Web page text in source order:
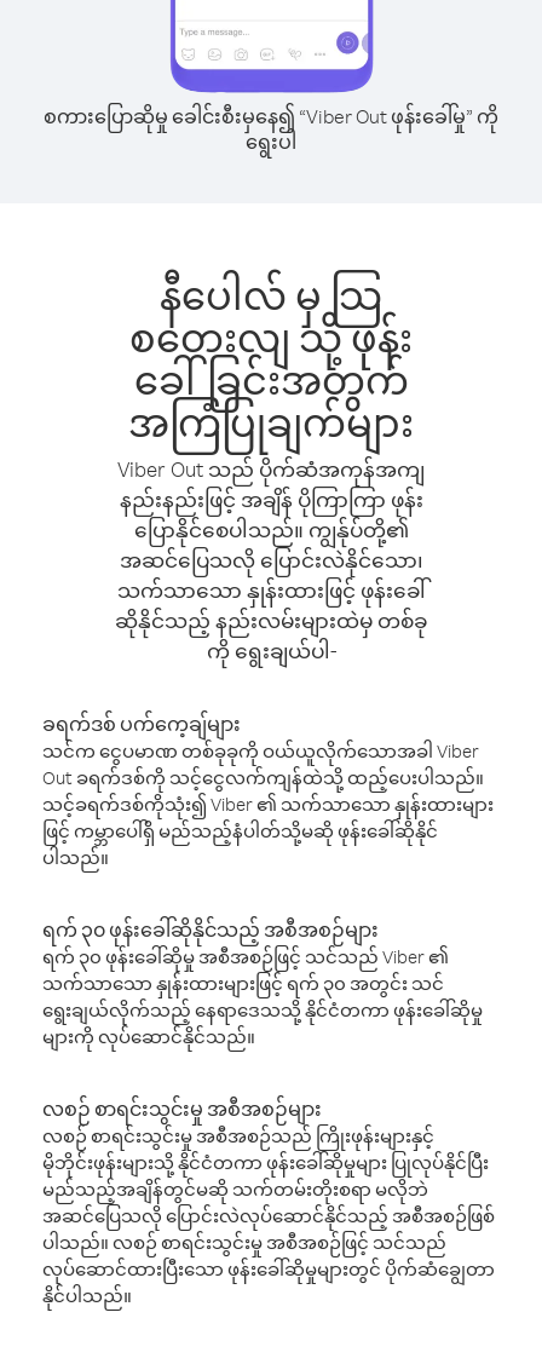
စကားပြောဆိုမှု ခေါင်းစီးမှနေ၍ “Viber Out ဖုန်းခေါ်မှု” ကို
ရွေးပါ
နီပေါလ် မှ သြ
စတေးလျ သို့ ဖုန်း
ခေါ်ခြင်းအတွက်
အကြံပြုချက်များ
Viber Out သည် ပိုက်ဆံအကုန်အကျ
နည်းနည်းဖြင့် အချိန် ပိုကြာကြာ ဖုန်း
ပြောနိုင်စေပါသည်။ ကျွန်ုပ်တို့၏
အဆင်ပြေသလို ပြောင်းလဲနိုင်သော၊
သက်သာသော နှုန်းထားဖြင့် ဖုန်းခေါ်
ဆိုနိုင်သည့် နည်းလမ်းများထဲမှ တစ်ခု
ကို ရွေးချယ်ပါ-
ခရက်ဒစ် ပက်ကေ့ချ်များ
သင်က ငွေပမာဏ တစ်ခုခုကို ဝယ်ယူလိုက်သောအခါ Viber
Out ခရက်ဒစ်ကို သင့်ငွေလက်ကျန်ထဲသို့ ထည့်ပေးပါသည်။
သင့်ခရက်ဒစ်ကိုသုံး၍ Viber ၏ သက်သာသော နှုန်းထားများ
ဖြင့် ကမ္ဘာပေါ်ရှိ မည်သည့်နံပါတ်သို့မဆို ဖုန်းခေါ်ဆိုနိုင်
ပါသည်။
ရက် ၃၀ ဖုန်းခေါ်ဆိုနိုင်သည့် အစီအစဉ်များ
ရက် ၃၀ ဖုန်းခေါ်ဆိုမှု အစီအစဉ်ဖြင့် သင်သည် Viber ၏
သက်သာသော နှုန်းထားများဖြင့် ရက် ၃၀ အတွင်း သင်
ရွေးချယ်လိုက်သည့် နေရာဒေသသို့ နိုင်ငံတကာ ဖုန်းခေါ်ဆိုမှု
များကို လုပ်ဆောင်နိုင်သည်။
လစဉ် စာရင်းသွင်းမှု အစီအစဉ်များ
လစဉ် စာရင်းသွင်းမှု အစီအစဉ်သည် ကြိုးဖုန်းများနှင့်
မိုဘိုင်းဖုန်းများသို့ နိုင်ငံတကာ ဖုန်းခေါ်ဆိုမှုများ ပြုလုပ်နိုင်ပြီး
မည်သည့်အချိန်တွင်မဆို သက်တမ်းတိုးစရာ မလိုဘဲ
အဆင်ပြေသလို ပြောင်းလဲလုပ်ဆောင်နိုင်သည့် အစီအစဉ်ဖြစ်
ပါသည်။ လစဉ် စာရင်းသွင်းမှု အစီအစဉ်ဖြင့် သင်သည်
လုပ်ဆောင်ထားပြီးသော ဖုန်းခေါ်ဆိုမှုများတွင် ပိုက်ဆံချွေတာ
နိုင်ပါသည်။